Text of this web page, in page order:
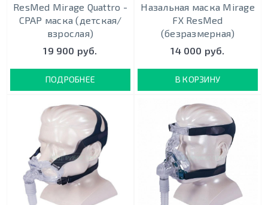
ResMed Mirage Quattro -
CPAP маска (детская/
взрослая)
19 900 руб.
ПОДРОБНЕЕ
Назальная маска Mirage
FX ResMed
(безразмерная)
14 000 руб.
В КОРЗИНУ